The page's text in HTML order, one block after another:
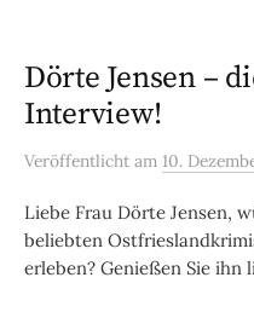
Dörte Jensen –
Interview!
Veröffentlicht am 10.
Liebe Frau Dörte Jensen,
beliebten
erleben? Genießen Sie ihn